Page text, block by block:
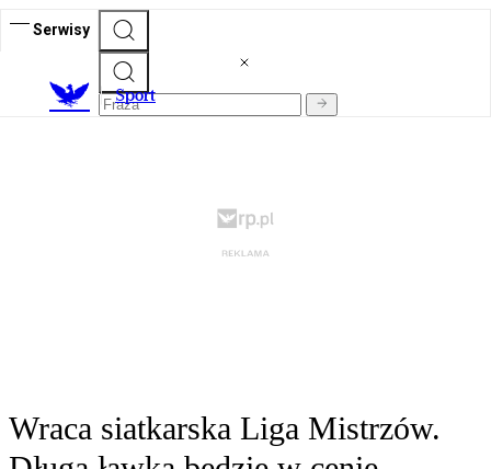
Serwisy
Sport
Wraca siatkarska Liga Mistrzów.